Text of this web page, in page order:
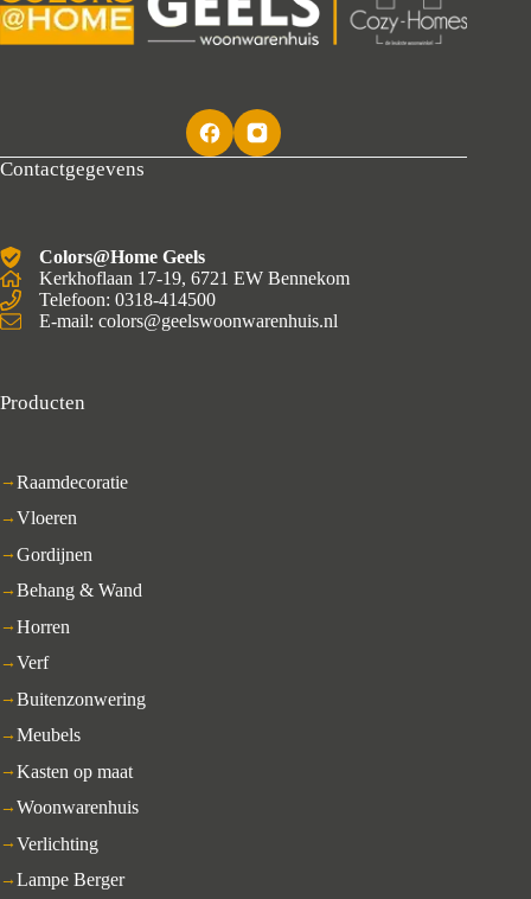
Contactgegevens
Colors@Home Geels
Kerkhoflaan 17-19, 6721 EW Bennekom
Telefoon: 0318-414500
E-mail: colors@geelswoonwarenhuis.nl
Producten
Raamdecoratie
Vloeren
Gordijnen
Behang & Wand
Horren
Verf
Buitenzonwering
Meubels
Kasten op maat
Woonwarenhuis
Verlichting
Lampe Berger